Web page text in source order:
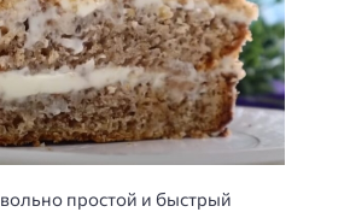
простой и быстрый